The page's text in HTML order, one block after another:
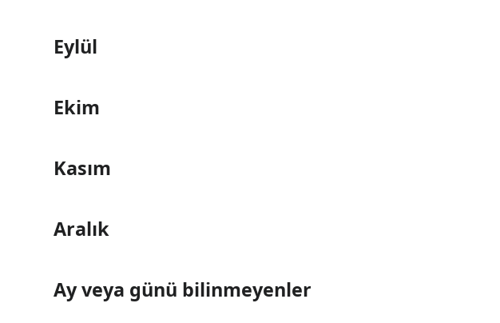
Eylül
Ekim
Kasım
Aralık
Ay veya günü bilinmeyenler